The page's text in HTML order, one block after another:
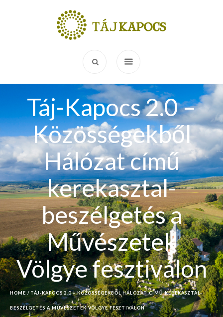
Táj-Kapocs 2.0 –
Közösségekből
Hálózat című
kerekasztal-
beszélgetés a
Művészetek
Völgye fesztiválon
HOME / TÁJ-KAPOCS 2.0 – KÖZÖSSÉGEKBŐL HÁLÓZAT CÍMŰ KEREKASZTAL-
BESZÉLGETÉS A MŰVÉSZETEK VÖLGYE FESZTIVÁLON